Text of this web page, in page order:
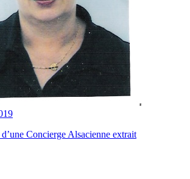
Concierge Alsacienne extrait